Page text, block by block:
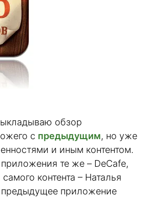
обзор
с предыдущим, но уже
и иным контентом.
те же – DeCafe,
контента – Наталья
предыдущее приложение